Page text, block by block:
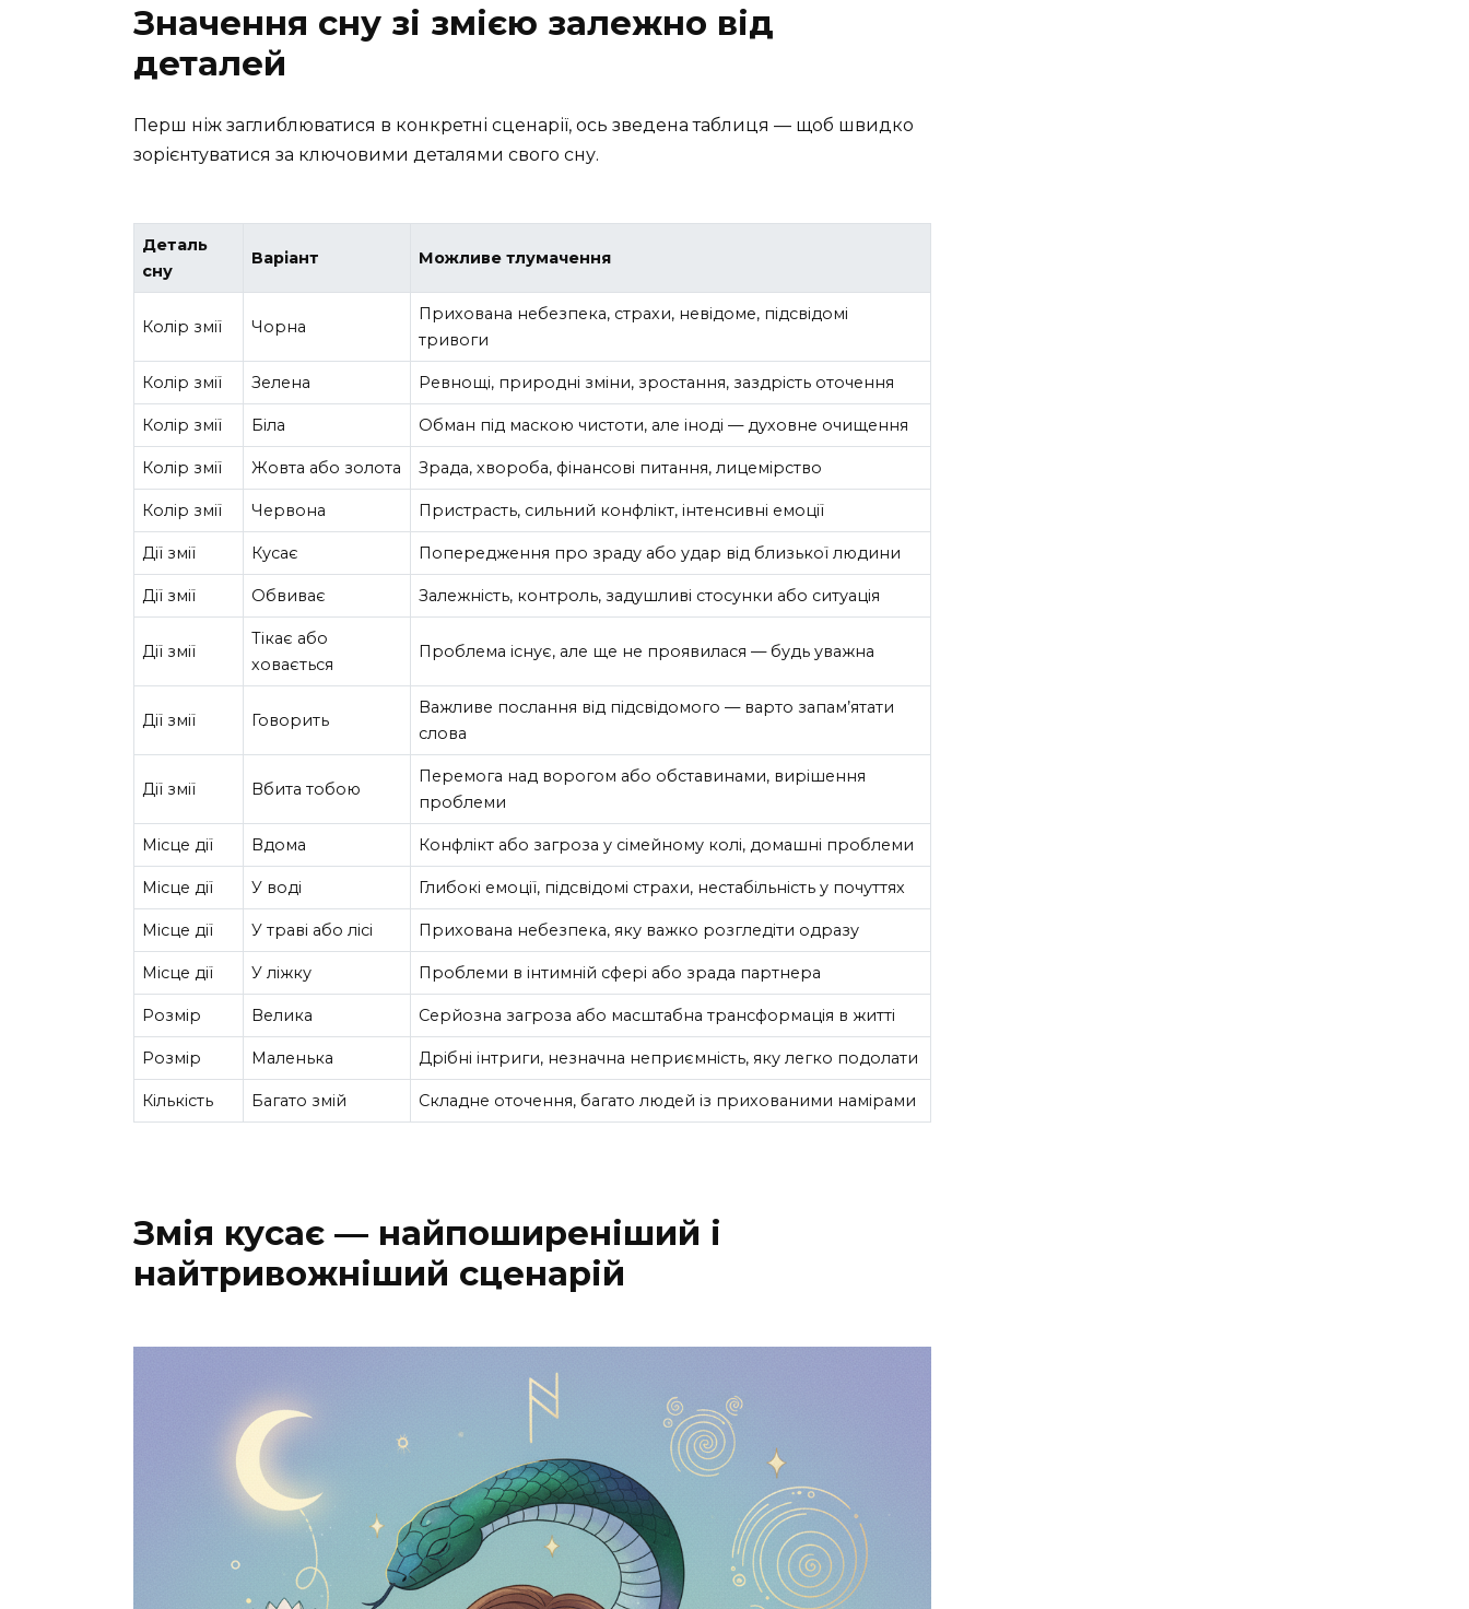
Значення сну зі змією залежно від
деталей
Перш ніж заглиблюватися в конкретні сценарії, ось зведена таблиця — щоб швидко
зорієнтуватися за ключовими деталями свого сну.
Деталь
сну
Варіант Можливе тлумачення
Колір змії Чорна
Прихована небезпека, страхи, невідоме, підсвідомі
тривоги
Колір змії Зелена Ревнощі, природні зміни, зростання, заздрість оточення
Колір змії Біла Обман під маскою чистоти, але іноді — духовне очищення
Колір змії Жовта або золота Зрада, хвороба, фінансові питання, лицемірство
Колір змії Червона Пристрасть, сильний конфлікт, інтенсивні емоції
Дії змії Кусає Попередження про зраду або удар від близької людини
Дії змії Обвиває Залежність, контроль, задушливі стосунки або ситуація
Дії змії
Тікає або
ховається
Проблема існує, але ще не проявилася — будь уважна
Дії змії Говорить
Важливе послання від підсвідомого — варто запам’ятати
слова
Дії змії Вбита тобою
Перемога над ворогом або обставинами, вирішення
проблеми
Місце дії Вдома Конфлікт або загроза у сімейному колі, домашні проблеми
Місце дії У воді Глибокі емоції, підсвідомі страхи, нестабільність у почуттях
Місце дії У траві або лісі Прихована небезпека, яку важко розгледіти одразу
Місце дії У ліжку Проблеми в інтимній сфері або зрада партнера
Розмір Велика Серйозна загроза або масштабна трансформація в житті
Розмір Маленька Дрібні інтриги, незначна неприємність, яку легко подолати
Кількість Багато змій Складне оточення, багато людей із прихованими намірами
Змія кусає — найпоширеніший і
найтривожніший сценарій